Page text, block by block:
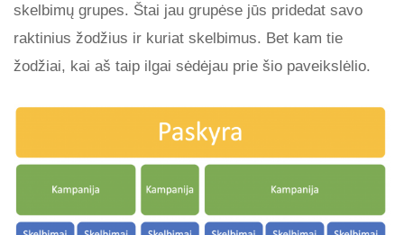
skelbimų grupes. Štai jau grupėse jūs pridedat savo
raktinius žodžius ir kuriat skelbimus. Bet kam tie
žodžiai, kai aš taip ilgai sėdėjau prie šio paveikslėlio.